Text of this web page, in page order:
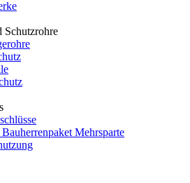
Schutzrohre
Mehrsparte